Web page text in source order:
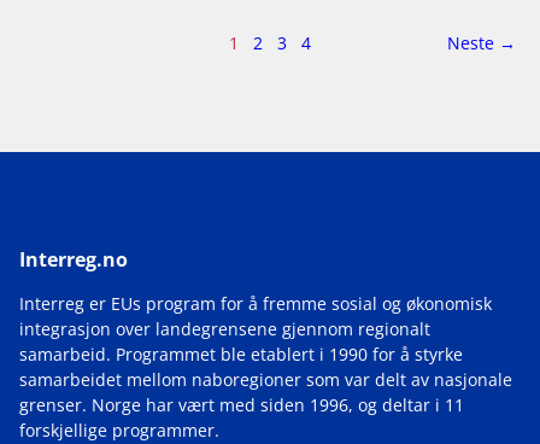
1 2 3 4 Neste side
→
Interreg.no
Interreg er EUs program for å fremme sosial og økonomisk
integrasjon over landegrensene gjennom regionalt
samarbeid. Programmet ble etablert i 1990 for å styrke
samarbeidet mellom naboregioner som var delt av nasjonale
grenser. Norge har vært med siden 1996, og deltar i 11
forskjellige programmer.